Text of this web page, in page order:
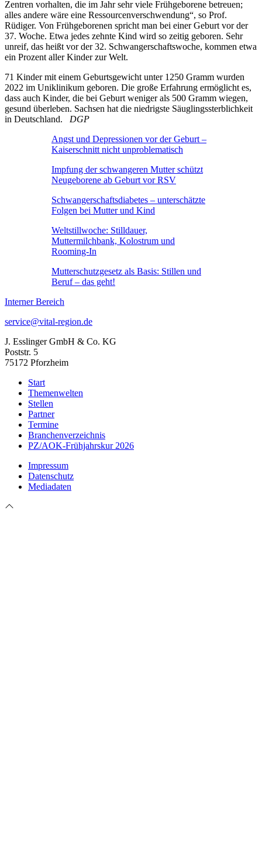
Zentren vorhalten, die im Jahr sehr viele Frühgeborene betreuen;
alles andere wäre eine Ressourcenverschwendung“, so Prof.
Rüdiger. Von Frühgeborenen spricht man bei einer Geburt vor der
37. Woche. Etwa jedes zehnte Kind wird so zeitig geboren. Sehr
unreif, das heißt vor der 32. Schwangerschaftswoche, kommen etwa
ein Prozent aller Kinder zur Welt.
71 Kinder mit einem Geburtsgewicht unter 1250 Gramm wurden
2022 im Uniklinikum geboren. Die große Erfahrung ermöglicht es,
dass auch Kinder, die bei Geburt weniger als 500 Gramm wiegen,
gesund überleben. Sachsen hat die niedrigste Säuglingssterblichkeit
in Deutschland. DGP
Angst und Depressionen vor der Geburt –
Kaiserschnitt nicht unproblematisch
Impfung der schwangeren Mutter schützt
Neugeborene ab Geburt vor RSV
Schwangerschaftsdiabetes – unterschätzte
Folgen bei Mutter und Kind
Weltstillwoche: Stilldauer,
Muttermilchbank, Kolostrum und
Rooming-In
Mutterschutzgesetz als Basis: Stillen und
Beruf – das geht!
Interner Bereich
service@vital-region.de
J. Esslinger GmbH & Co. KG
Poststr. 5
75172 Pforzheim
Start
Themenwelten
Stellen
Partner
Termine
Branchenverzeichnis
PZ/AOK-Frühjahrskur 2026
Impressum
Datenschutz
Mediadaten